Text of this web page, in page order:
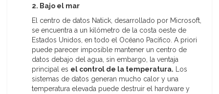
2. Bajo el mar
El centro de datos Natick, desarrollado por Microsoft,
se encuentra a un kilómetro de la costa oeste de
Estados Unidos, en todo el Océano Pacífico. A priori
puede parecer imposible mantener un centro de
datos debajo del agua, sin embargo, la ventaja
principal es el control de la temperatura. Los
sistemas de datos generan mucho calor y una
temperatura elevada puede destruir el hardware y